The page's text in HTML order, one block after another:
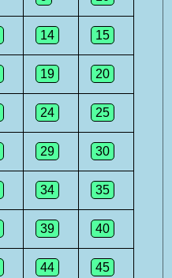
14 15
19 20
24 25
29 30
34 35
39 40
44 45